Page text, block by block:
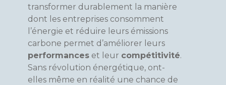
transformer durablement la manière
dont les entreprises consomment
l’énergie et réduire leurs émissions
carbone permet d’améliorer leurs
performances et leur compétitivité.
Sans révolution énergétique, ont-
elles même en réalité une chance de